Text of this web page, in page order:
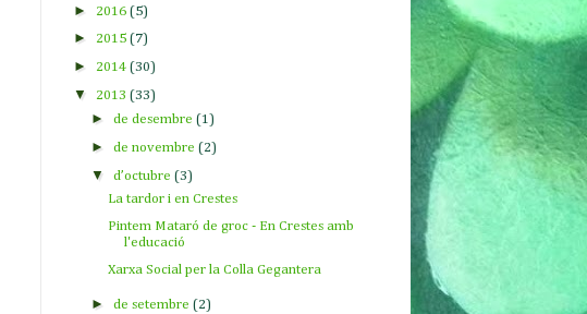
► 2016 (5)
► 2015 (7)
► 2014 (30)
▼ 2013 (33)
► de desembre (1)
► de novembre (2)
▼ d’octubre (3)
La tardor i en Crestes
Pintem Mataró de groc - En Crestes amb
l'educació
Xarxa Social per la Colla Gegantera
► de setembre (2)